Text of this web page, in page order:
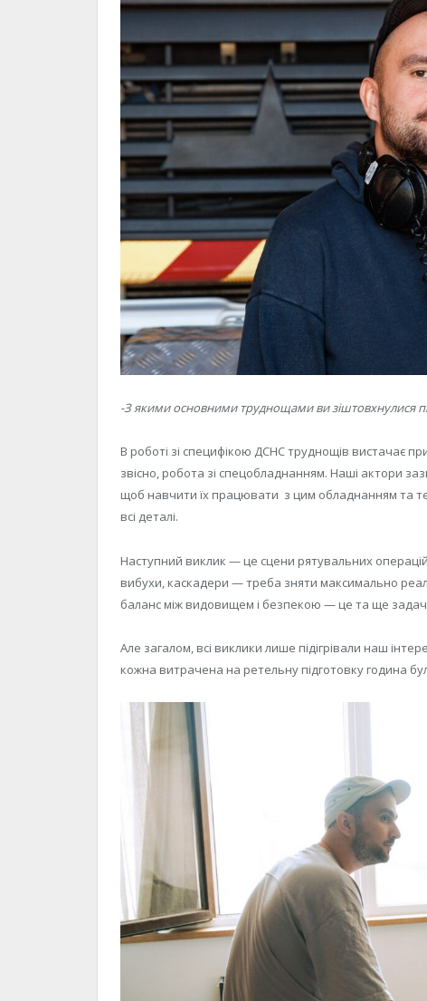
-З якими основними труднощами ви зіштовхнулися
В роботі зі специфікою ДСНС труднощів вистачає
звісно, робота зі спецобладнанням. Наші актори
щоб навчити їх працювати з цим обладнанням та
всі деталі.
Наступний виклик — це сцени рятувальних
вибухи, каскадери — треба зняти максимально
баланс між видовищем і безпекою — це та ще
Але загалом, всі виклики лише підігрівали наш
кожна витрачена на ретельну підготовку година